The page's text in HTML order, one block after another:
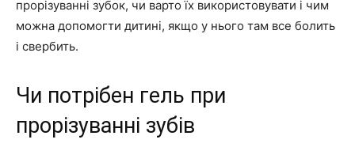
прорізуванні зубок, чи варто їх використовувати і чим
можна допомогти дитині, якщо у нього там все болить
і свербить.
Чи потрібен гель при
прорізуванні зубів